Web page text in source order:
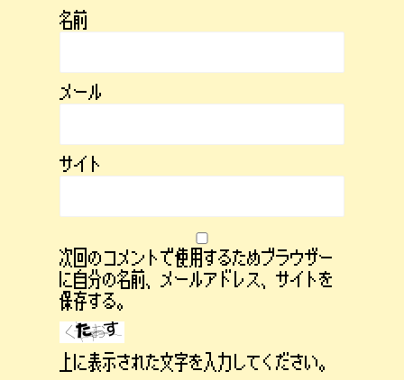
名前
メール
サイト
次回のコメントで使用するためブラウザー
に自分の名前、メールアドレス、サイトを
保存する。
上に表示された文字を入力してください。